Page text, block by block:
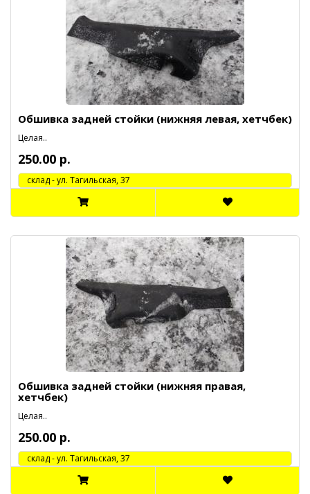
Обшивка задней стойки (нижняя левая, хетчбек)
Целая..
250.00 р.
cклад - ул. Тагильская, 37
Обшивка задней стойки (нижняя правая,
хетчбек)
Целая..
250.00 р.
cклад - ул. Тагильская, 37